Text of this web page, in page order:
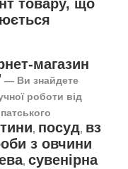
товару, що
магазин
― Ви знайдете
роботи від
, посуд, вз
з овчини
, сувенірна